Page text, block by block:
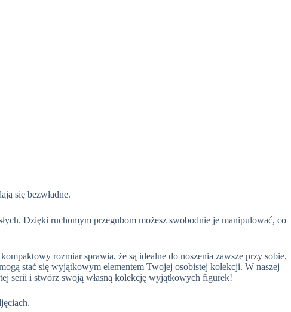
się bezwładne.
Dzięki ruchomym przegubom możesz swobodnie je manipulować, co
rozmiar sprawia, że są idealne do noszenia zawsze przy sobie,
stać się wyjątkowym elementem Twojej osobistej kolekcji. W naszej
serii i stwórz swoją własną kolekcję wyjątkowych figurek!